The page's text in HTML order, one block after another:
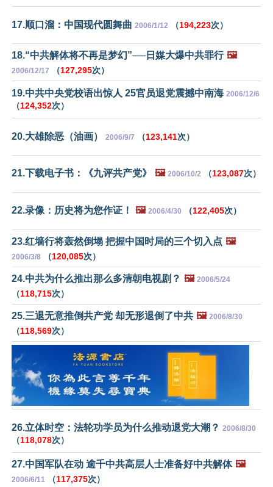
17.顺口溜：中国现代圆舞曲 2006/1/12 （194,223次）
18.“中共解体将不再是梦幻”──日媒大爆中共罪行 🖼️
2006/12/17 （127,295次）
19.中共中央党校语出惊人 25官员退党震撼中南海 2006/12/6
（124,352次）
20.大雄除恶（油画） 2006/9/7 （123,141次）
21.下载电子书：《九评共产党》 🖼️ 2006/10/2 （123,087次）
22.录像：历史将为您作证！ 🖼️ 2006/4/30 （122,405次）
23.红墙行将轰然倒塌 把握中国时局的三个切入点 🖼️
2006/3/8 （120,085次）
24.中共为什么推出那么多清朝电视剧？ 🖼️ 2006/5/24
（118,715次）
25.三退无意推倒共产党 却无形退倒了中共 🖼️ 2006/8/30
（118,569次）
26.立体时空：法轮功学员为什么推动退党大潮？ 2006/8/30
（118,078次）
27.中国军队在动 逾千中共高层人士准备好中共解体 🖼️
2006/6/11 （117,375次）